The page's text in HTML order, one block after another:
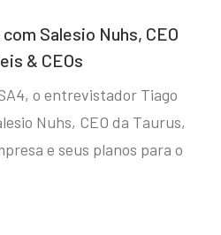
Salesio Nuhs, CEO
& CEOs
o entrevistador Tiago
Nuhs, CEO da Taurus,
e seus planos para o